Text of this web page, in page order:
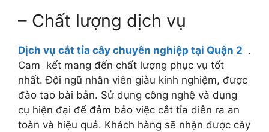
– Chất lượng dịch vụ
Dịch vụ cắt tỉa cây chuyên nghiệp tại Quận 2 .
Cam kết mang đến chất lượng phục vụ tốt
nhất. Đội ngũ nhân viên giàu kinh nghiệm, được
đào tạo bài bản. Sử dụng công nghệ và dụng
cụ hiện đại để đảm bảo việc cắt tỉa diễn ra an
toàn và hiệu quả. Khách hàng sẽ nhận được cây